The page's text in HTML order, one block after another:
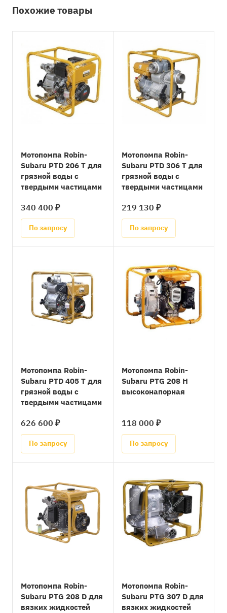
Похожие товары
Мотопомпа Robin-
Subaru PTD 206 T для
грязной воды с
твердыми частицами
340 400 ₽
По запросу
Мотопомпа Robin-
Subaru PTD 306 T для
грязной воды с
твердыми частицами
219 130 ₽
По запросу
Мотопомпа Robin-
Subaru PTD 405 T для
грязной воды с
твердыми частицами
626 600 ₽
По запросу
Мотопомпа Robin-
Subaru PTG 208 H
высоконапорная
118 000 ₽
По запросу
Мотопомпа Robin-
Subaru PTG 208 D для
вязких жидкостей
Мотопомпа Robin-
Subaru PTG 307 D для
вязких жидкостей